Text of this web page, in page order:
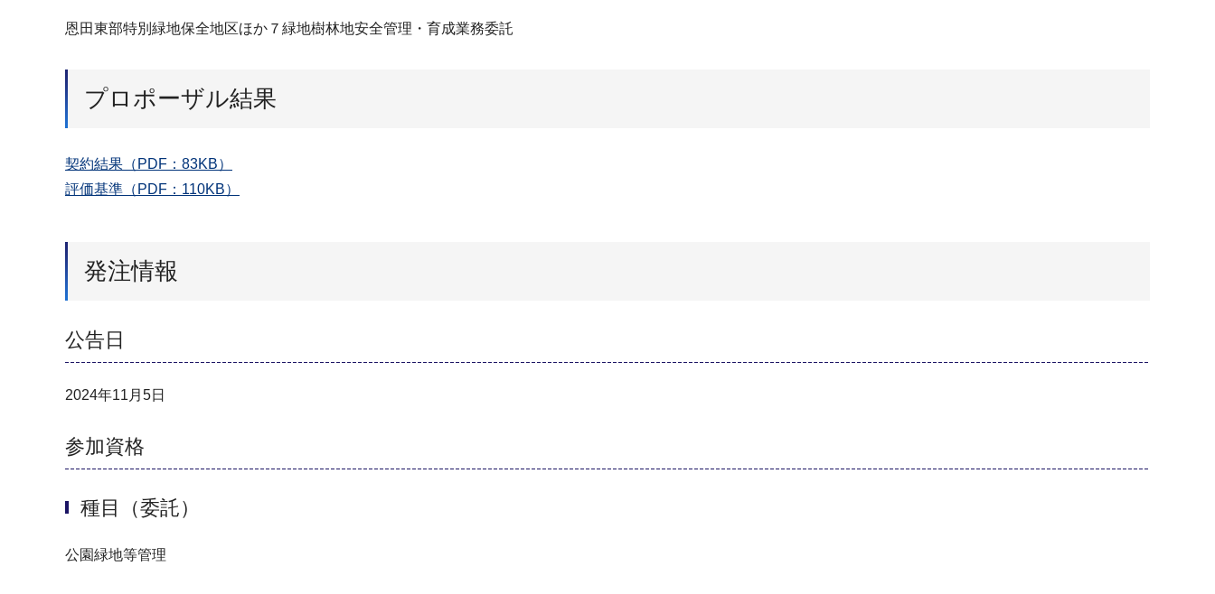
恩田東部特別緑地保全地区ほか７緑地樹林地安全管理・育成業務委託
プロポーザル結果
契約結果（PDF：83KB）
評価基準（PDF：110KB）
発注情報
公告日
2024年11月5日
参加資格
種目（委託）
公園緑地等管理